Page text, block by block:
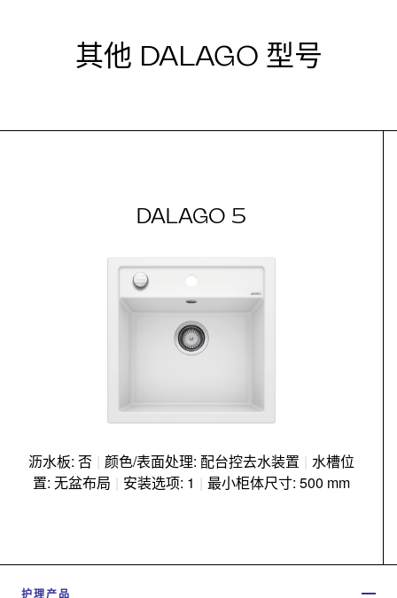
其他 DALAGO 型号
DALAGO 5
沥水板: 否 | 颜色/表面处理: 配台控去水装置 | 水槽位
置: 无盆布局 | 安装选项: 1 | 最小柜体尺寸: 500 mm
护理产品